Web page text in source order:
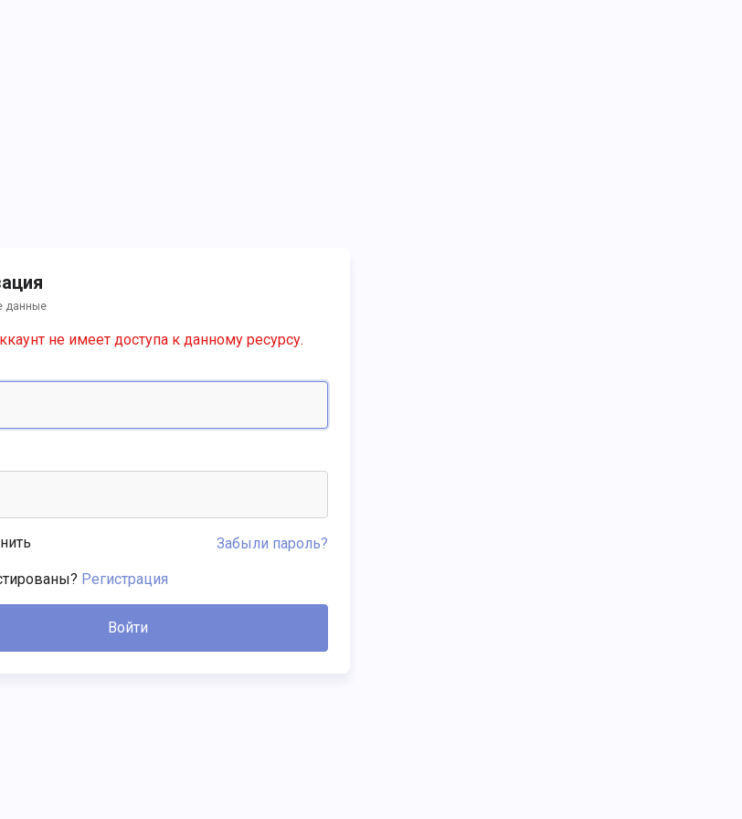
данные
не имеет доступа к данному ресурсу.
Забыли пароль?
Регистрация